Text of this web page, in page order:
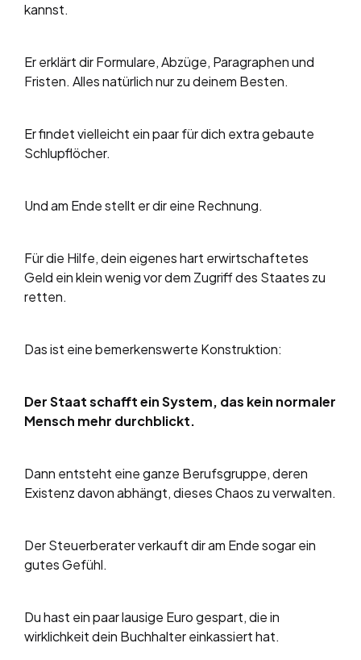
kannst.
Er erklärt dir Formulare, Abzüge, Paragraphen und
Fristen. Alles natürlich nur zu deinem Besten.
Er findet vielleicht ein paar für dich extra gebaute
Schlupflöcher.
Und am Ende stellt er dir eine Rechnung.
Für die Hilfe, dein eigenes hart erwirtschaftetes
Geld ein klein wenig vor dem Zugriff des Staates zu
retten.
Das ist eine bemerkenswerte Konstruktion:
Der Staat schafft ein System, das kein normaler
Mensch mehr durchblickt.
Dann entsteht eine ganze Berufsgruppe, deren
Existenz davon abhängt, dieses Chaos zu verwalten.
Der Steuerberater verkauft dir am Ende sogar ein
gutes Gefühl.
Du hast ein paar lausige Euro gespart, die in
wirklichkeit dein Buchhalter einkassiert hat.